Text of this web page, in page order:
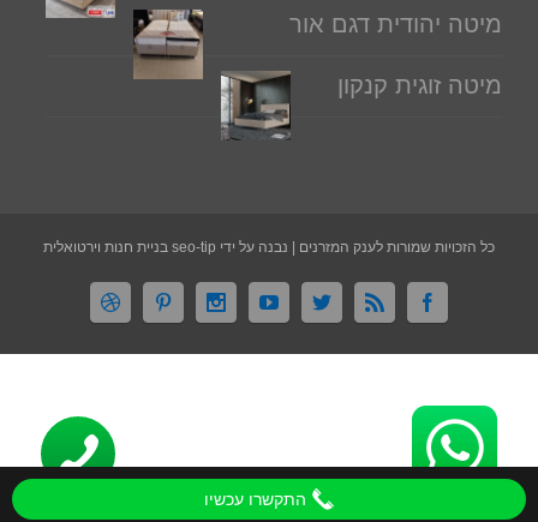
מיטה יהודית דגם אור
מיטה זוגית קנקון
כל הזכויות שמורות לענק המזרנים | נבנה על ידי seo-tip בניית חנות וירטואלית
התקשרו עכשיו